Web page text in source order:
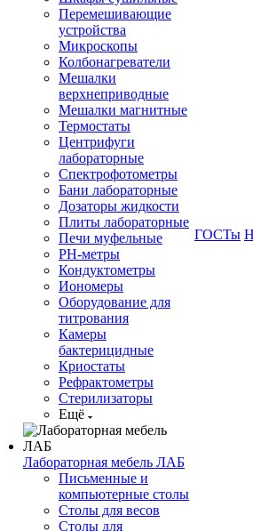
Перемешивающие
устройства
Микроскопы
Колбонагреватели
Мешалки
верхнеприводные
Мешалки магнитные
Термостаты
Центрифуги
лабораторные
Спектрофотометры
Бани лабораторные
Дозаторы жидкости
Плиты лабораторные
Печи муфельные
РН-метры
Кондуктометры
Иономеры
Оборудование для
титрования
Камеры
бактерицидные
Криостаты
Рефрактометры
Стерилизаторы
Ещё
Лабораторная мебель ЛАБ
Письменные и
компьютерные столы
Столы для весов
Столы для
ГОСТы